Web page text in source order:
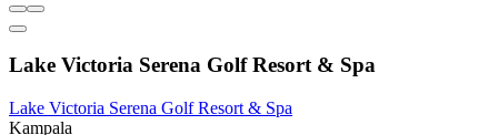
Lake Victoria Serena Golf Resort & Spa
Lake Victoria Serena Golf Resort & Spa
Kampala